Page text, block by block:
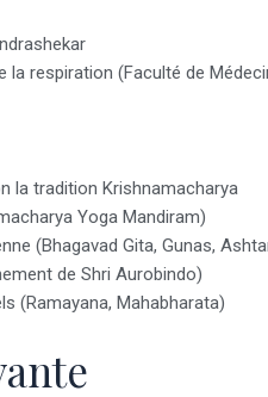
respiration (Faculté de
la tradition Krishnamacharya
Yoga Mandiram)
(Bhagavad Gita, Gunas,
de Shri Aurobindo)
(Ramayana, Mahabharata)